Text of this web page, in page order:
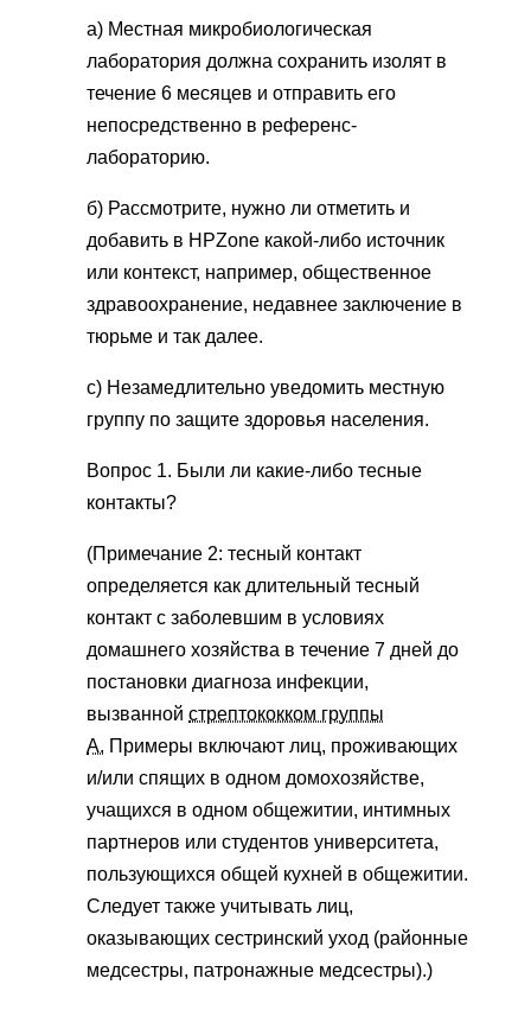
а) Местная микробиологическая
лаборатория должна сохранить изолят в
течение 6 месяцев и отправить его
непосредственно в референс-
лабораторию.
б) Рассмотрите, нужно ли отметить и
добавить в HPZone какой-либо источник
или контекст, например, общественное
здравоохранение, недавнее заключение в
тюрьме и так далее.
c) Незамедлительно уведомить местную
группу по защите здоровья населения.
Вопрос 1. Были ли какие-либо тесные
контакты?
(Примечание 2: тесный контакт
определяется как длительный тесный
контакт с заболевшим в условиях
домашнего хозяйства в течение 7 дней до
постановки диагноза инфекции,
вызванной стрептококком группы
А. Примеры включают лиц, проживающих
и/или спящих в одном домохозяйстве,
учащихся в одном общежитии, интимных
партнеров или студентов университета,
пользующихся общей кухней в общежитии.
Следует также учитывать лиц,
оказывающих сестринский уход (районные
медсестры, патронажные медсестры).)